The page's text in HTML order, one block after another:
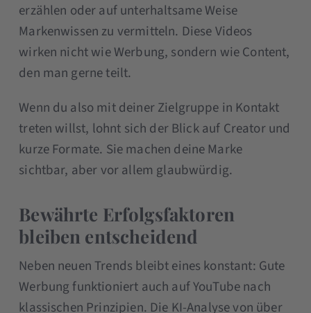
erzählen oder auf unterhaltsame Weise
Markenwissen zu vermitteln. Diese Videos
wirken nicht wie Werbung, sondern wie Content,
den man gerne teilt.
Wenn du also mit deiner Zielgruppe in Kontakt
treten willst, lohnt sich der Blick auf Creator und
kurze Formate. Sie machen deine Marke
sichtbar, aber vor allem glaubwürdig.
Bewährte Erfolgsfaktoren
bleiben entscheidend
Neben neuen Trends bleibt eines konstant: Gute
Werbung funktioniert auch auf YouTube nach
klassischen Prinzipien. Die KI-Analyse von über